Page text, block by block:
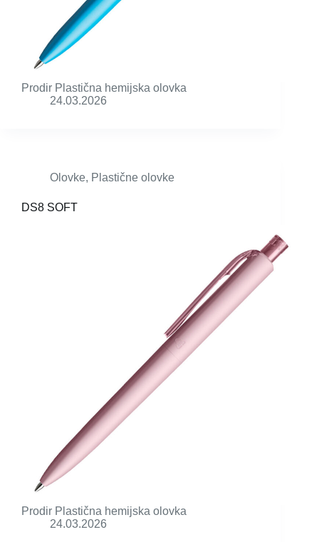
Prodir Plastična hemijska olovka
24.03.2026
Olovke, Plastične olovke
DS8 SOFT
Prodir Plastična hemijska olovka
24.03.2026